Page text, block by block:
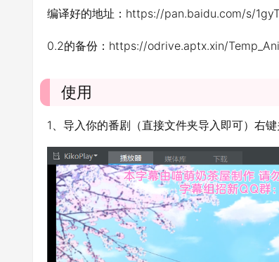
编译好的地址：https://pan.baidu.com/s/
0.2的备份：https://odrive.aptx.xin/
使用
1、导入你的番剧（直接文件夹导入即可）右